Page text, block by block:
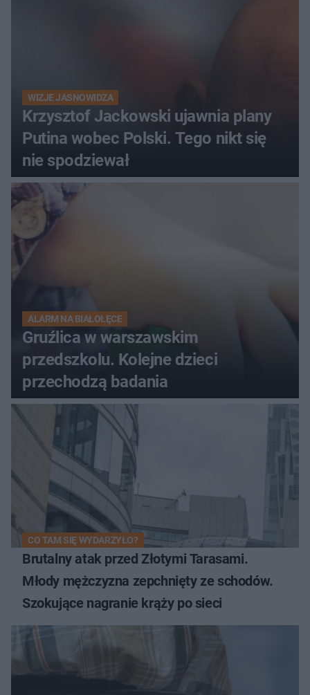
WIZJE JASNOWIDZA
Krzysztof Jackowski ujawnia plany
Putina wobec Polski. Tego nikt się
nie spodziewał
ALARM NA BIAŁOŁĘCE
Gruźlica w warszawskim
przedszkolu. Kolejne dzieci
przechodzą badania
CO TAM SIĘ WYDARZYŁO?
Brutalny atak przed Złotymi Tarasami.
Młody mężczyzna zepchnięty ze schodów.
Szokujące nagranie krąży po sieci